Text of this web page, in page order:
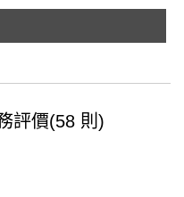
評價(58 則)